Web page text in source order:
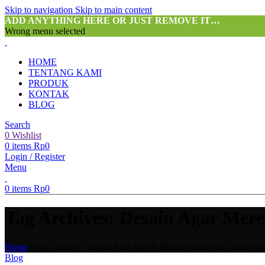
Skip to navigation Skip to main content
ADD ANYTHING HERE OR JUST REMOVE IT…
Wrong menu selected
HOME
TENTANG KAMI
PRODUK
KONTAK
BLOG
Search
0 Wishlist
0 items Rp0
Login / Register
Menu
0 items Rp0
Home
Blog